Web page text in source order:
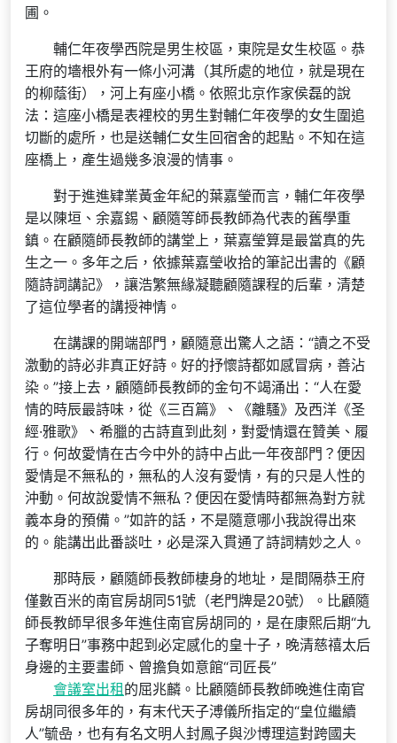
圃。
輔仁年夜學西院是男生校區，東院是女生校區。恭
王府的墻根外有一條小河溝（其所處的地位，就是現在
的柳蔭街），河上有座小橋。依照北京作家侯磊的說
法：這座小橋是表裡校的男生對輔仁年夜學的女生圍追
切斷的處所，也是送輔仁女生回宿舍的起點。不知在這
座橋上，產生過幾多浪漫的情事。
對于進進肄業黃金年紀的葉嘉瑩而言，輔仁年夜學
是以陳垣、余嘉錫、顧隨等師長教師為代表的舊學重
鎮。在顧隨師長教師的講堂上，葉嘉瑩算是最當真的先
生之一。多年之后，依據葉嘉瑩收拾的筆記出書的《顧
隨詩詞講記》，讓浩繁無緣凝聽顧隨課程的后輩，清楚
了這位學者的講授神情。
在講課的開端部門，顧隨意出驚人之語：“讀之不受
激動的詩必非真正好詩。好的抒懷詩都如感冒病，善沾
染。”接上去，顧隨師長教師的金句不竭涌出：“人在愛
情的時辰最詩味，從《三百篇》、《離騷》及西洋《圣
經·雅歌》、希臘的古詩直到此刻，對愛情還在贊美、履
行。何故愛情在古今中外的詩中占此一年夜部門？便因
愛情是不無私的，無私的人沒有愛情，有的只是人性的
沖動。何故說愛情不無私？便因在愛情時都無為對方就
義本身的預備。”如許的話，不是隨意哪小我說得出來
的。能講出此番談吐，必是深入貫通了詩詞精妙之人。
那時辰，顧隨師長教師棲身的地址，是間隔恭王府
僅數百米的南官房胡同51號（老門牌是20號）。比顧隨
師長教師早很多年進住南官房胡同的，是在康熙后期“九
子奪明日”事務中起到必定感化的皇十子，晚清慈禧太后
身邊的主要畫師、曾擔負如意館“司匠長”
會議室出租 的屈兆麟。比顧隨師長教師晚進住南官
房胡同很多年的，有末代天子溥儀所指定的“皇位繼續
人”毓喦，也有有名文明人封鳳子與沙博理這對跨國夫